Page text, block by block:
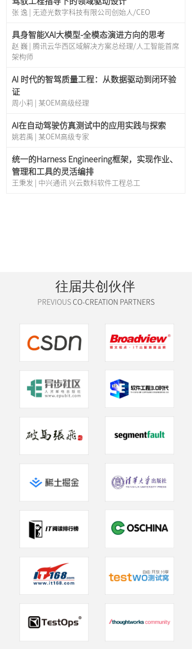
张 逸 | 无迹光数字科技有限公司创始人/CEO
具身智能XAI大模型-全模态演进方向的思考
赵 巍 | 腾讯云华西区域解决方案总经理/人工智能首席
架构师
AI 时代的智驾质量工程：从数据驱动到闭环验
证
周小莉 | 某OEM高级经理
AI在自动驾驶仿真测试中的应用实践与探索
姚若禹 | 某OEM高级专家
统一的Harness Engineering框架，实现作业、
管理和工具的灵活编排
王秉发 | 中兴通讯 兴云数科软件工程总工
往届共创伙伴
PREVIOUSCO-CREATION PARTNERS